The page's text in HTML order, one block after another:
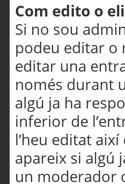
Com edito o
Si no sou
podeu editar o
editar una
només durant
algú ja ha
inferior de
l’heu editat
apareix si algú
un moderador